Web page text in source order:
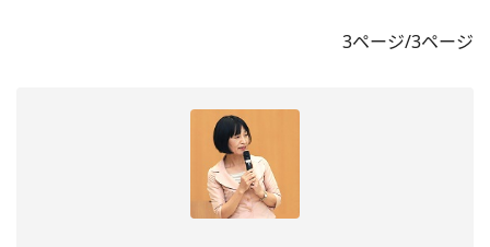
3ページ/3ページ